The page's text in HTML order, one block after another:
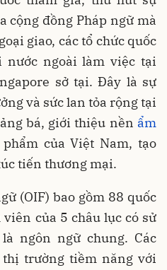
cộng đồng Pháp ngữ mà
giao, các tổ chức quốc
nước ngoài làm việc tại
sở tại. Đây là sự
và sức lan tỏa rộng tại
bá, giới thiệu nền ẩm
của Việt Nam, tạo
tiến thương mại.
(OIF) bao gồm 88 quốc
của 5 châu lục có sử
ngôn ngữ chung. Các
trường tiềm năng với